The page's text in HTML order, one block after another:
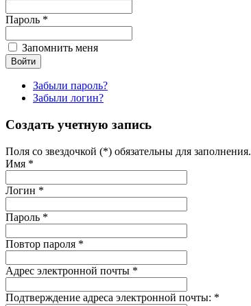
Пароль *
Запомнить меня
Забыли пароль?
Забыли логин?
Создать учетную запись
Поля со звездочкой (*) обязательны для заполнения.
Имя *
Логин *
Пароль *
Повтор пароля *
Адрес электронной почты *
Подтверждение адреса электронной почты: *